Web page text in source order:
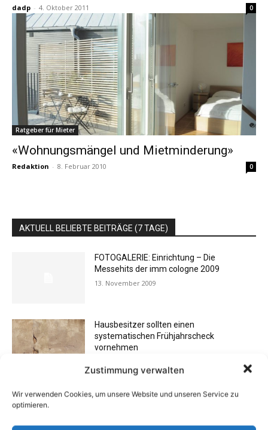
Zustimmung verwalten
Wir verwenden Cookies, um unsere Website und unseren Service zu
optimieren.
dadp - 4. Oktober 2011 0
Ratgeber für Mieter
«Wohnungsmängel und Mietminderung»
Redaktion - 8. Februar 2010 0
AKTUELL BELIEBTE BEITRÄGE (7 TAGE)
FOTOGALERIE: Einrichtung – Die
Messehits der imm cologne 2009
13. November 2009
Hausbesitzer sollten einen
systematischen Frühjahrscheck
vornehmen
Mietrecht: Vermieter darf Eigentum des